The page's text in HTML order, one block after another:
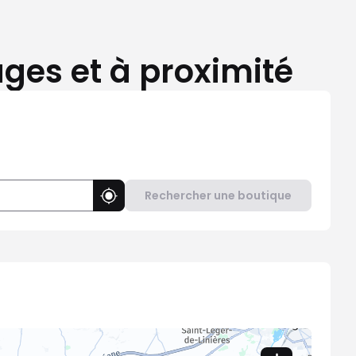
et à proximité
Utiliser ma position
Rechercher une boutique